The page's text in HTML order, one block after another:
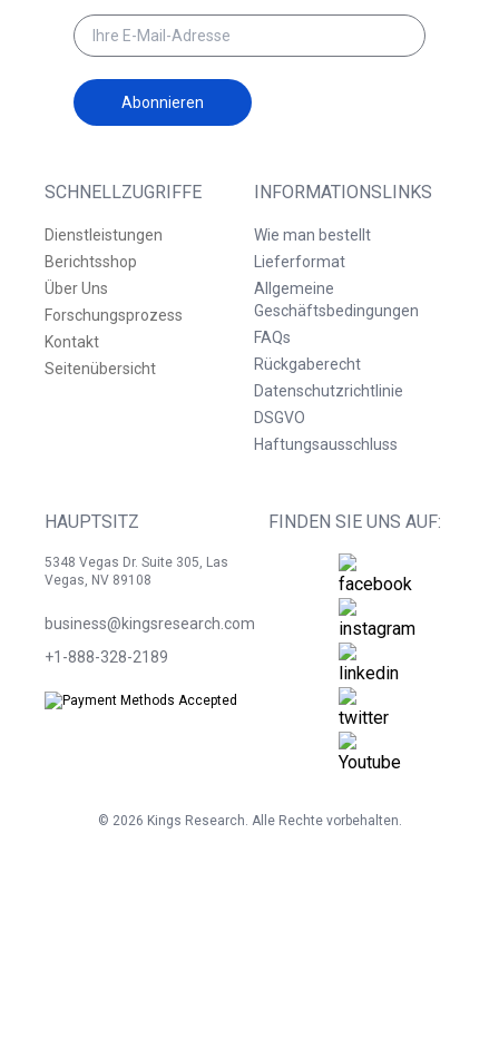
SCHNELLZUGRIFFE
Dienstleistungen
Berichtsshop
Über Uns
Forschungsprozess
Kontakt
Seitenübersicht
INFORMATIONSLINKS
Wie man bestellt
Lieferformat
Allgemeine
Geschäftsbedingungen
FAQs
Rückgaberecht
Datenschutzrichtlinie
DSGVO
Haftungsausschluss
HAUPTSITZ
5348 Vegas Dr. Suite 305, Las
Vegas, NV 89108
business@kingsresearch.com
+1-888-328-2189
FINDEN SIE UNS AUF:
Abonnieren
© 2026 Kings Research. Alle Rechte vorbehalten.